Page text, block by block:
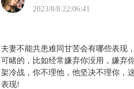
2023/8/8 22:06:41
夫妻不能共患难同甘苦会有哪些表现
可睹的，比如经常嫌弃你没用，嫌弃
架冷战，你不理他，他坚决不理你，
表现!